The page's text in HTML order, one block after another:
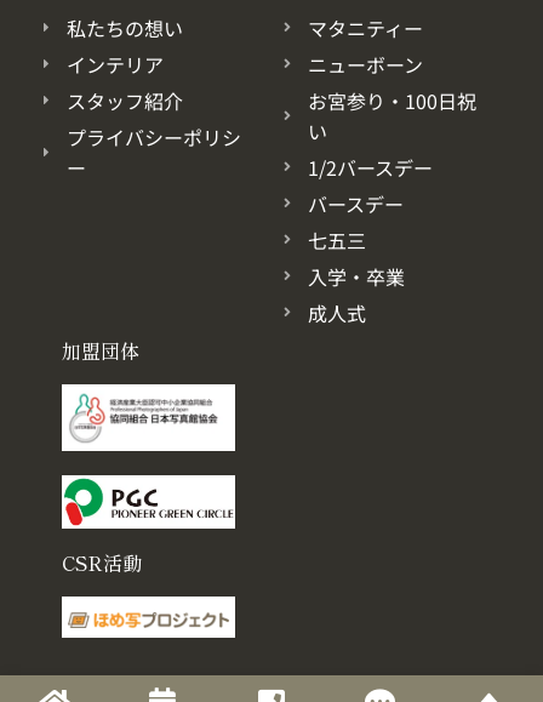
私たちの想い
インテリア
スタッフ紹介
プライバシーポリシ
ー
マタニティー
ニューボーン
お宮参り・100日祝
い
1/2バースデー
バースデー
七五三
入学・卒業
成人式
加盟団体
CSR活動